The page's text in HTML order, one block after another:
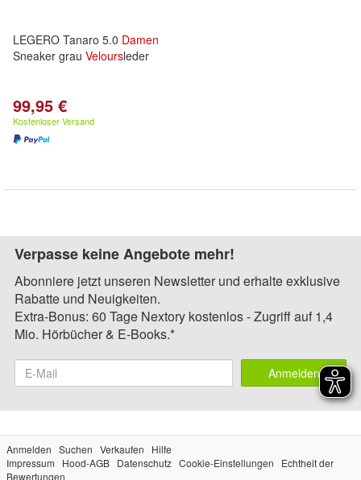
LEGERO Tanaro 5.0 Damen
Sneaker grau Veloursleder
99,95 €
Kostenloser Versand
Verpasse keine Angebote mehr!
Abonniere jetzt unseren Newsletter und erhalte exklusive
Rabatte und Neuigkeiten.
Extra-Bonus: 60 Tage Nextory kostenlos - Zugriff auf 1,4
Mio. Hörbücher & E-Books.*
Anmelden
Anmelden Suchen Verkaufen
Hilfe
Impressum
Hood-AGB Datenschutz Cookie-Einstellungen
Echtheit der
Bewertungen